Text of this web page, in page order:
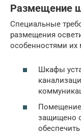
Размещение
Специальные
размещения
особенностями их
Шкафы
защищено